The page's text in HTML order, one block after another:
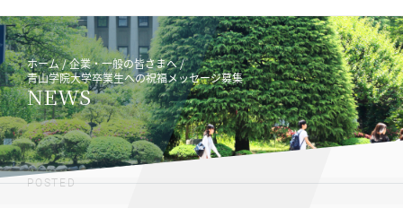
ホーム
企業・一般の皆さまへ
青山学院大学卒業生への祝福メッセージ募集
NEWS
POSTED